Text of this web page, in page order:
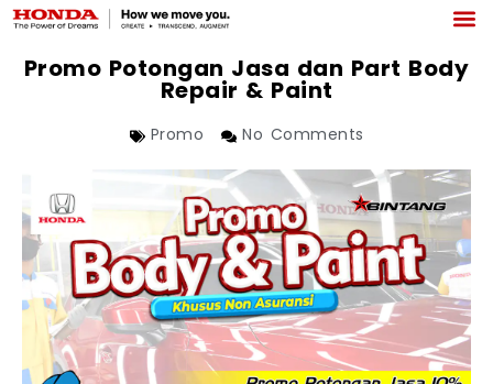
Promo Potongan Jasa dan Part Body
Repair & Paint
Promo No Comments